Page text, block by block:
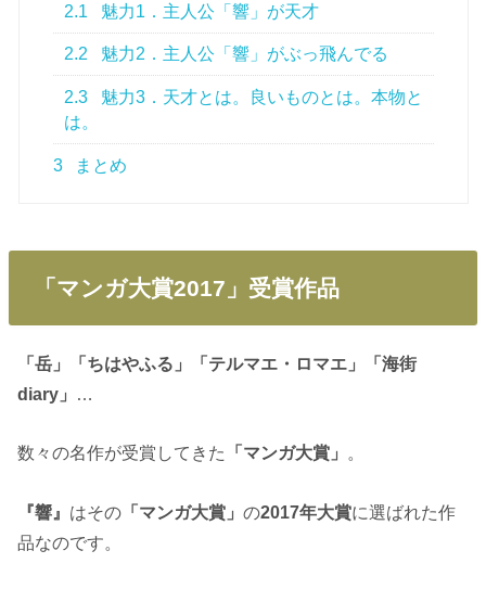
2.1 魅力1．主人公「響」が天才
2.2 魅力2．主人公「響」がぶっ飛んでる
2.3
魅力3．天才とは。良いものとは。本物と
は。
3 まとめ
「マンガ大賞2017」受賞作品
「岳」「ちはやふる」「テルマエ・ロマエ」「海街
diary」 …
数々の名作が受賞してきた 「マンガ大賞」 。
『響』 はその 「マンガ大賞」の2017年大賞に選ばれた作
品なのです。